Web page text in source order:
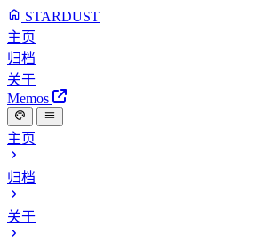
STARDUST
主页
归档
关于
Memos
主页
归档
关于